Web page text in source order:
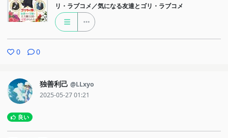
リ・ラブコメ／気になる友達とゴリ・ラブコメ
0 0
独善利己 @LLxyo
2025-05-27 01:21
良い